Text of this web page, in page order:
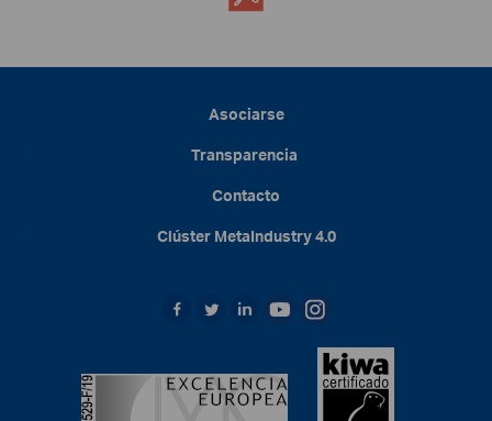
Asociarse
Transparencia
Contacto
Clúster MetaIndustry4.0